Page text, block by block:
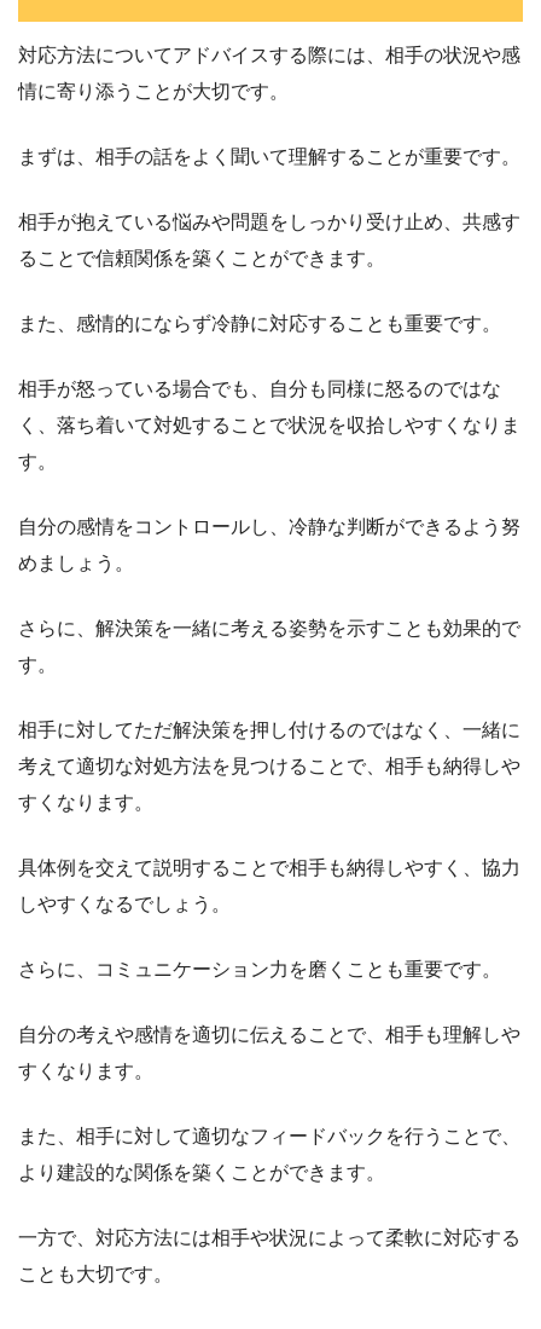
対応方法についてアドバイスする際には、相手の状況や感
情に寄り添うことが大切です。
まずは、相手の話をよく聞いて理解することが重要です。
相手が抱えている悩みや問題をしっかり受け止め、共感す
ることで信頼関係を築くことができます。
また、感情的にならず冷静に対応することも重要です。
相手が怒っている場合でも、自分も同様に怒るのではな
く、落ち着いて対処することで状況を収拾しやすくなりま
す。
自分の感情をコントロールし、冷静な判断ができるよう努
めましょう。
さらに、解決策を一緒に考える姿勢を示すことも効果的で
す。
相手に対してただ解決策を押し付けるのではなく、一緒に
考えて適切な対処方法を見つけることで、相手も納得しや
すくなります。
具体例を交えて説明することで相手も納得しやすく、協力
しやすくなるでしょう。
さらに、コミュニケーション力を磨くことも重要です。
自分の考えや感情を適切に伝えることで、相手も理解しや
すくなります。
また、相手に対して適切なフィードバックを行うことで、
より建設的な関係を築くことができます。
一方で、対応方法には相手や状況によって柔軟に対応する
ことも大切です。